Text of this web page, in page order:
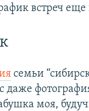
встреч еще
семьи
даже
моя,